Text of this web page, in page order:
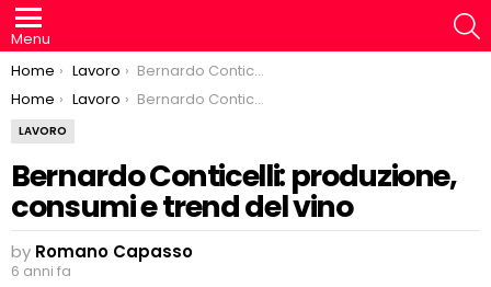
Menu
You are here:
Home Lavoro
Bernardo Conticelli: produzione, consumi e trend del vino
You are here:
Home Lavoro Bernardo Conticelli: produzione, consumi e trend del vino
LAVORO
Bernardo Conticelli: produzione,
consumi e trend del vino
by Romano Capasso
6 anni fa